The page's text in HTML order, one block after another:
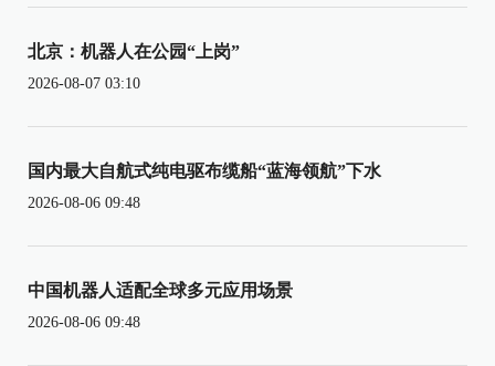
北京：机器人在公园“上岗”
2026-08-07 03:10
国内最大自航式纯电驱布缆船“蓝海领航”下水
2026-08-06 09:48
中国机器人适配全球多元应用场景
2026-08-06 09:48